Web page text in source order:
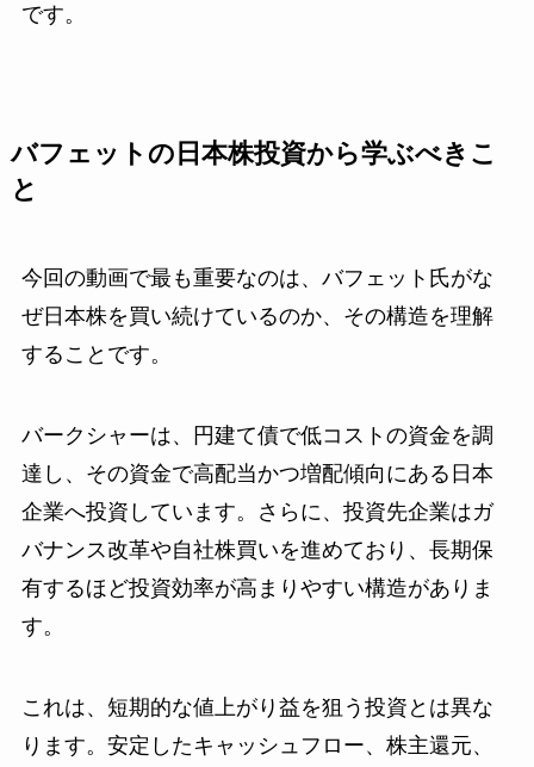
です。
バフェットの日本株投資から学ぶべきこ
と
今回の動画で最も重要なのは、バフェット氏がな
ぜ日本株を買い続けているのか、その構造を理解
することです。
バークシャーは、円建て債で低コストの資金を調
達し、その資金で高配当かつ増配傾向にある日本
企業へ投資しています。さらに、投資先企業はガ
バナンス改革や自社株買いを進めており、長期保
有するほど投資効率が高まりやすい構造がありま
す。
これは、短期的な値上がり益を狙う投資とは異な
ります。安定したキャッシュフロー、株主還元、